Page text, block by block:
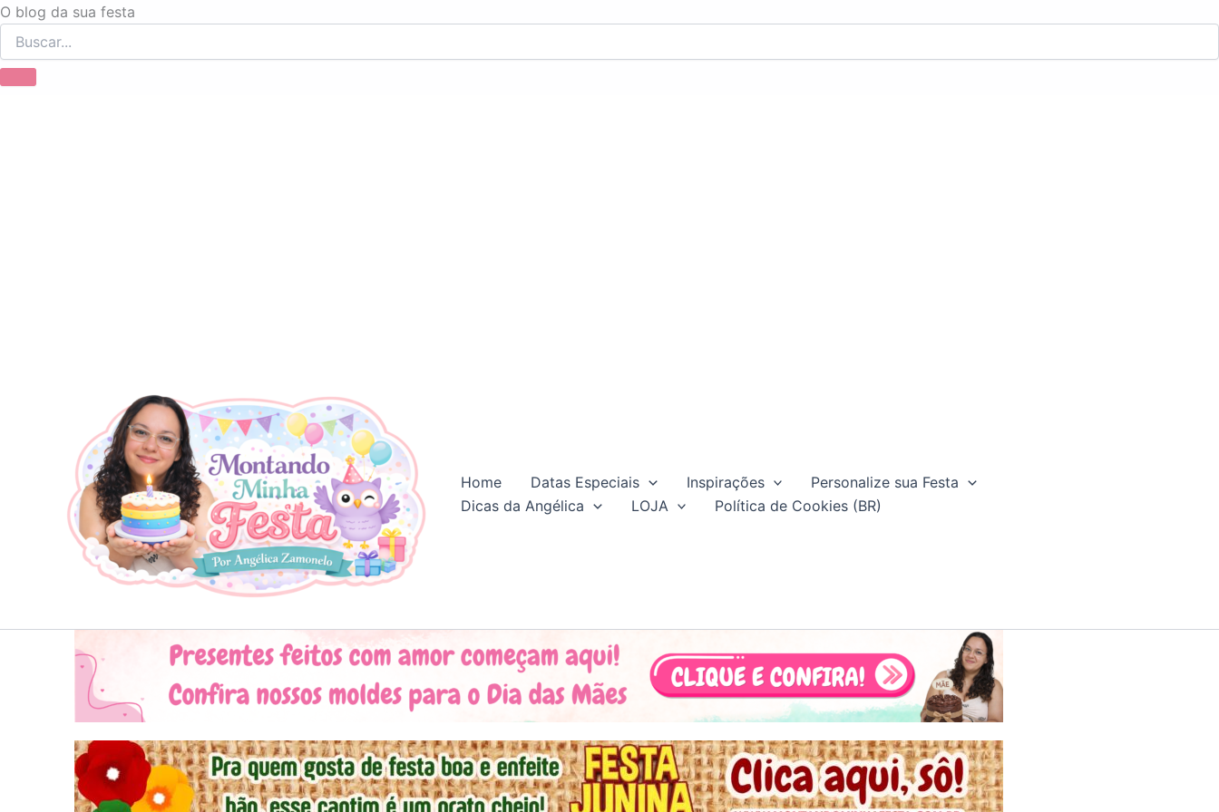
O blog da sua festa
Ir
para
o
conteúdo
Home Datas Especiais Inspirações
Personalize sua Festa
Dicas da Angélica
LOJA Política de Cookies (BR)